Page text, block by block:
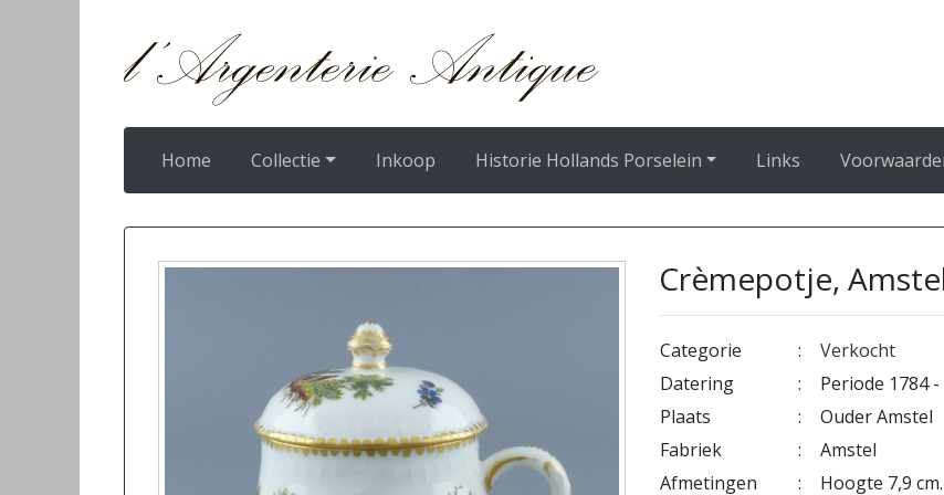
Home Collectie Inkoop Historie Hollands Porselein Links
Crèmepotje,
Categorie :
Verkocht
Datering
:
Periode 1784 -
Plaats
:
Ouder Amstel
Fabriek
:
Amstel
Afmetingen
: Hoogte 7,9